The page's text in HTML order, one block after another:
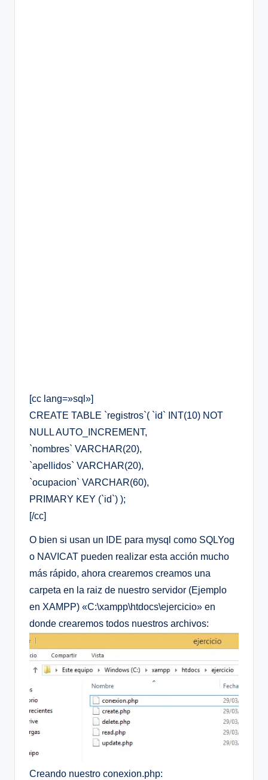
[cc lang=»sql»]
CREATE TABLE `registros`( `id` INT(10) NOT
NULL AUTO_INCREMENT,
`nombres` VARCHAR(20),
`apellidos` VARCHAR(20),
`ocupacion` VARCHAR(60),
PRIMARY KEY (`id`) );
[/cc]
O bien si usan un IDE para mysql como SQLYog
o NAVICAT pueden realizar esta acción mucho
más rápido, ahora crearemos creamos una
carpeta en la raiz de nuestro servidor (Ejemplo
en XAMPP) «C:\xampp\htdocs\ejercicio» en
donde crearemos todos nuestros archivos:
Creando nuestro conexion.php: